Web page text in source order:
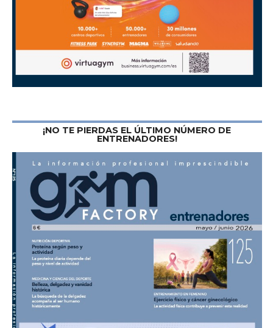
¡NO TE PIERDAS EL ÚLTIMO NÚMERO DE
ENTRENADORES!